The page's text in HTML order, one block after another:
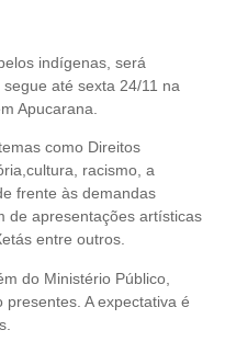
indígenas, será
até sexta 24/11 na
Apucarana.
como Direitos
racismo, a
frente às demandas
de apresentações artísticas
entre outros.
do Ministério Público,
A expectativa é